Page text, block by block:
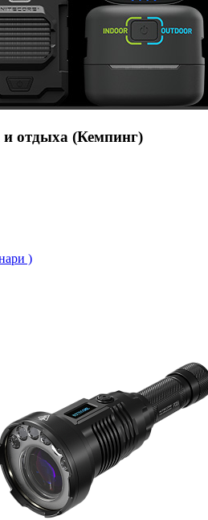
отдыха (Кемпинг)
)